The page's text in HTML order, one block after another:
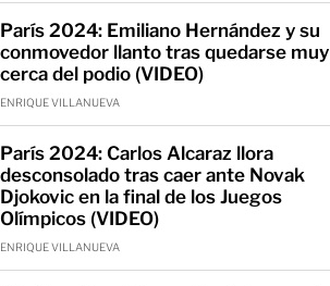
París 2024: Emiliano Hernández y su
conmovedor llanto tras quedarse muy
cerca del podio (VIDEO)
ENRIQUE VILLANUEVA
París 2024: Carlos Alcaraz llora
desconsolado tras caer ante Novak
Djokovic en la final de los Juegos
Olímpicos (VIDEO)
ENRIQUE VILLANUEVA